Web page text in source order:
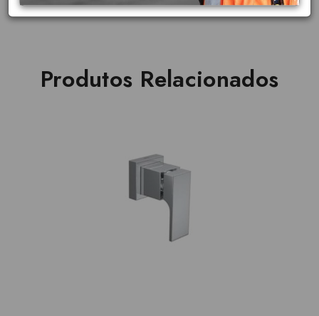
Produtos Relacionados